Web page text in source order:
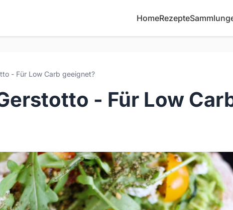
HomeRezepte
- Für Low Carb geeignet?
- Für Low